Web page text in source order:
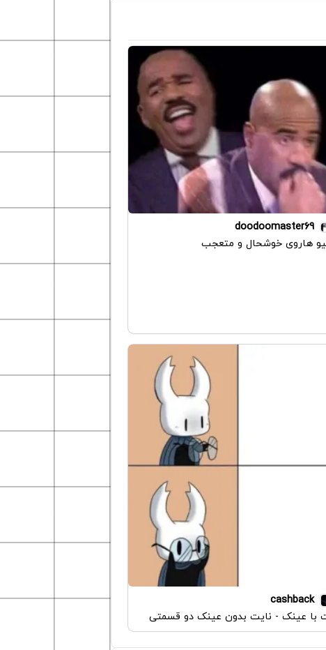
doodoomaster69
هاروی خوشحال و متعجب
cashback
با عینک - نایت بدون عینک دو قسمتی